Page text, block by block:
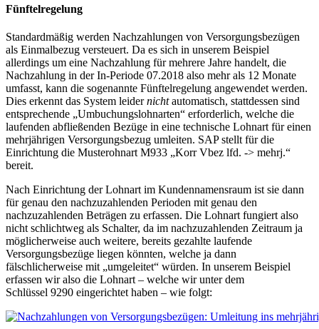
Fünftelregelung
Standardmäßig werden Nachzahlungen von Versorgungsbezügen
als Einmalbezug versteuert. Da es sich in unserem Beispiel
allerdings um eine Nachzahlung für mehrere Jahre handelt, die
Nachzahlung in der In-Periode 07.2018 also mehr als 12 Monate
umfasst, kann die sogenannte Fünftelregelung angewendet werden.
Dies erkennt das System leidernichtautomatisch, stattdessen sind
entsprechende „Umbuchungslohnarten“ erforderlich, welche die
laufenden abfließenden Bezüge in eine technische Lohnart für einen
mehrjährigen Versorgungsbezug umleiten. SAP stellt für die
Einrichtung die Musterohnart M933 „Korr Vbez lfd. -> mehrj.“
bereit.
Nach Einrichtung der Lohnart im Kundennamensraum ist sie dann
für genau den nachzuzahlenden Perioden mit genau den
nachzuzahlenden Beträgen zu erfassen. Die Lohnart fungiert also
nicht schlichtweg als Schalter, da im nachzuzahlenden Zeitraum ja
möglicherweise auch weitere, bereits gezahlte laufende
Versorgungsbezüge liegen könnten, welche ja dann
fälschlicherweise mit „umgeleitet“ würden. In unserem Beispiel
erfassen wir also die Lohnart – welche wir unter dem
Schlüssel 9290 eingerichtet haben – wie folgt: